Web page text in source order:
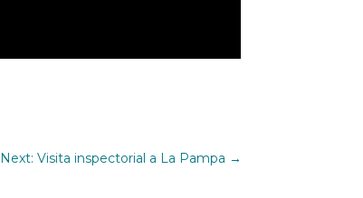
Next: Visita inspectorial a La Pampa →